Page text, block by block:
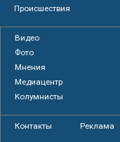
Происшествия
Видео
Фото
Мнения
Медиацентр
Колумнисты
Контакты Реклама